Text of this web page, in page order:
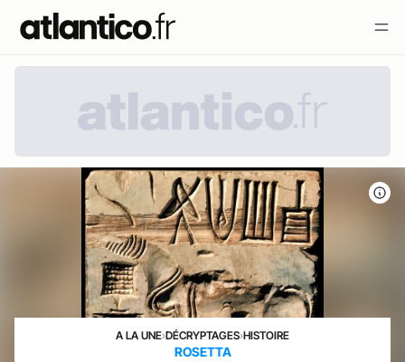
A LA UNE›DÉCRYPTAGES›HISTOIRE
ROSETTA